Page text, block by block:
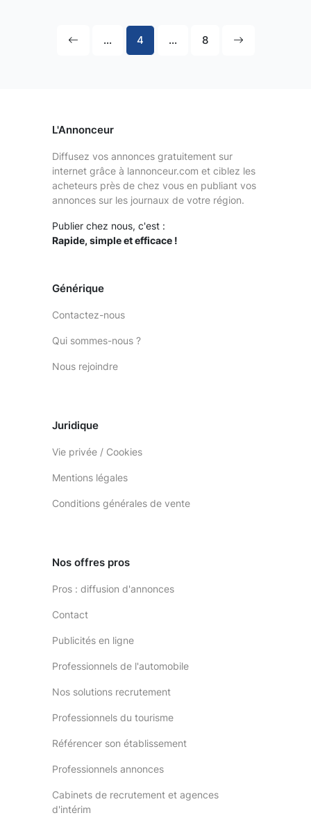
... 4 ... 8
L'Annonceur
Diffusez vos annonces gratuitement sur
internet grâce à lannonceur.com et ciblez les
acheteurs près de chez vous en publiant vos
annonces sur les journaux de votre région.
Publier chez nous, c'est :
Rapide, simple et efficace !
Générique
Contactez-nous
Qui sommes-nous ?
Nous rejoindre
Juridique
Vie privée / Cookies
Mentions légales
Conditions générales de vente
Nos offres pros
Pros : diffusion d'annonces
Contact
Publicités en ligne
Professionnels de l'automobile
Nos solutions recrutement
Professionnels du tourisme
Référencer son établissement
Professionnels annonces
Cabinets de recrutement et agences
d'intérim